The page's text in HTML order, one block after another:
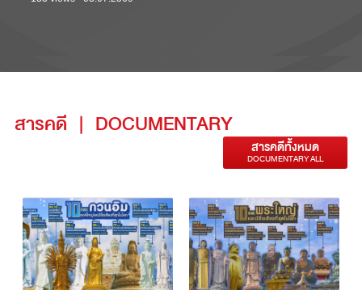
สารคดี | DOCUMENTARY
สารคดีทั้งหมด
DOCUMENTARY ALL